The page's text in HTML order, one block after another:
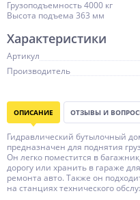
Грузоподъемность 4000 кг
Высота подъема 363 мм
Характеристики
Артикул
Производитель
ОПИСАНИЕ ОТЗЫВЫ И
Гидравлический бутылочный
предназначен для поднятия
Он легко поместится в
дорогу или хранить в гараже
ремонта авто. Также он
на станциях технического